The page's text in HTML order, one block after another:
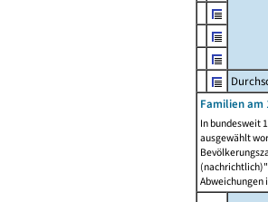
Familien am
In bundesweit
ausgewählt
Abweichungen